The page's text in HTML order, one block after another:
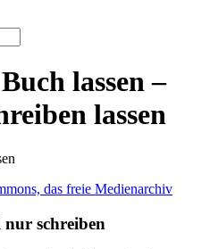
lassen –
lassen
das freie Medienarchiv
schreiben